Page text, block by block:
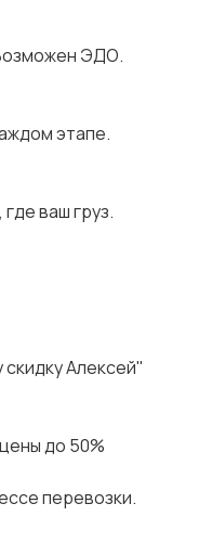
ЭДО.
этапе.
ваш груз.
скидку Алексей"
до 50%
перевозки.